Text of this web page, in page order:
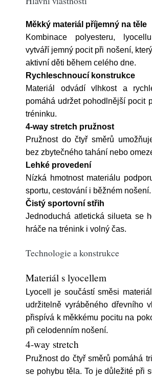
Měkký materiál příjemný na těle
Kombinace polyesteru,
vytváří jemný pocit při nošení,
aktivní děti během celého dne.
Rychleschnoucí konstrukce
Materiál odvádí vlhkost a
pomáhá udržet pohodlnější pocit
tréninku.
4-way stretch pružnost
Pružnost do čtyř směrů
bez zbytečného tahání nebo
Lehké provedení
Nízká hmotnost materiálu
sportu, cestování i běžném nošení.
Čistý sportovní střih
Jednoduchá atletická silueta se
hráče na trénink i volný čas.
Technologie a konstrukce
Materiál s lyocellem
Lyocell je součástí směsi
udržitelně vyráběného dřevního
přispívá k měkkému pocitu na
při celodenním nošení.
4-way stretch
Pružnost do čtyř směrů pomáhá
se pohybu těla. To je důležité při